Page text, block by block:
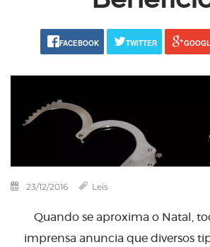
FACEBOOK TWITTER
23/12/2016 Leis
Quando se aproxima o Natal,
imprensa anuncia que diversos